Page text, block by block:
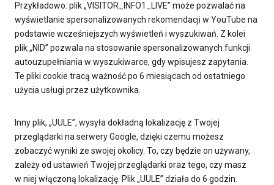
Przykładowo: plik „VISITOR_INFO1_LIVE” może pozwalać na
wyświetlanie spersonalizowanych rekomendacji w YouTube na
podstawie wcześniejszych wyświetleń i wyszukiwań. Z kolei
plik „NID” pozwala na stosowanie spersonalizowanych funkcji
autouzupełniania w wyszukiwarce, gdy wpisujesz zapytania.
Te pliki cookie tracą ważność po 6 miesiącach od ostatniego
użycia usługi przez użytkownika.
Inny plik, „UULE”, wysyła dokładną lokalizację z Twojej
przeglądarki na serwery Google, dzięki czemu możesz
zobaczyć wyniki ze swojej okolicy. To, czy będzie on używany,
zależy od ustawień Twojej przeglądarki oraz tego, czy masz
w niej włączoną lokalizację. Plik „UULE” działa do 6 godzin.